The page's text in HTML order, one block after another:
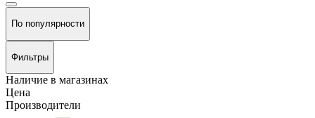
По популярности
Фильтры
Наличие в магазинах
Цена
Производители